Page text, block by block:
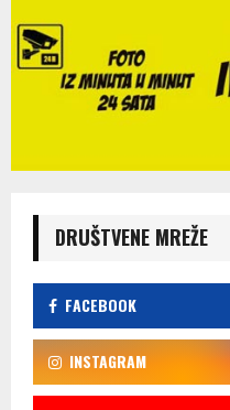
DRUŠTVENE MREŽE
FACEBOOK
INSTAGRAM